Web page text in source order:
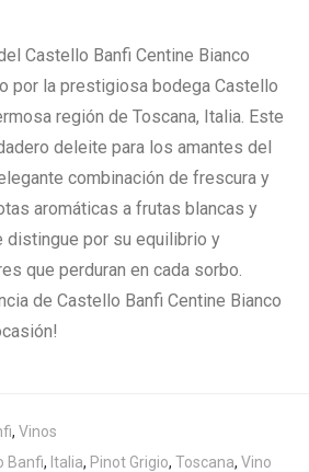
Castello Banfi Centine Bianco
por la prestigiosa bodega Castello
región de Toscana, Italia. Este
deleite para los amantes del
combinación de frescura y
aromáticas a frutas blancas y
distingue por su equilibrio y
que perduran en cada sorbo.
de Castello Banfi Centine Bianco
, Vinos
Banfi, Italia, Pinot Grigio, Toscana, Vino